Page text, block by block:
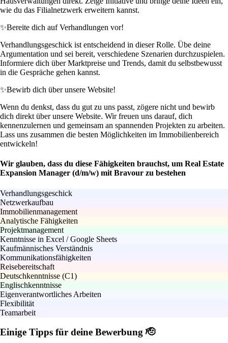
wie du das Filialnetzwerk erweitern kannst.
✨Bereite dich auf Verhandlungen vor!
Verhandlungsgeschick ist entscheidend in dieser Rolle. Übe deine
Argumentation und sei bereit, verschiedene Szenarien durchzuspielen.
Informiere dich über Marktpreise und Trends, damit du selbstbewusst
in die Gespräche gehen kannst.
✨Bewirb dich über unsere Website!
Wenn du denkst, dass du gut zu uns passt, zögere nicht und bewirb
dich direkt über unsere Website. Wir freuen uns darauf, dich
kennenzulernen und gemeinsam an spannenden Projekten zu arbeiten.
Lass uns zusammen die besten Möglichkeiten im Immobilienbereich
entwickeln!
Wir glauben, dass du diese Fähigkeiten brauchst, um Real Estate
Expansion Manager (d/m/w) mit Bravour zu bestehen
Verhandlungsgeschick
Netzwerkaufbau
Immobilienmanagement
Analytische Fähigkeiten
Projektmanagement
Kenntnisse in Excel / Google Sheets
Kaufmännisches Verständnis
Kommunikationsfähigkeiten
Reisebereitschaft
Deutschkenntnisse (C1)
Englischkenntnisse
Eigenverantwortliches Arbeiten
Flexibilität
Teamarbeit
Einige Tipps für deine Bewerbung 🫡